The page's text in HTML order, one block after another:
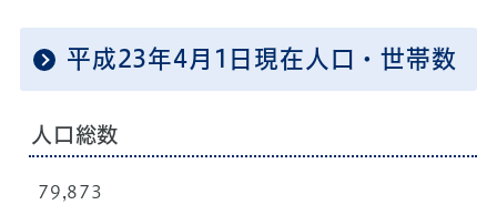
平成23年4月1日現在人口・世帯数
人口総数
79,873